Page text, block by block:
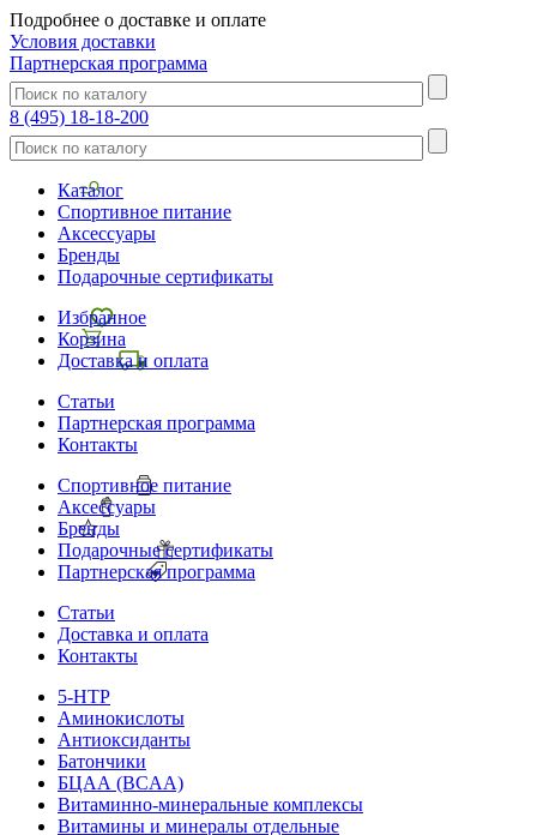
Подробнее о доставке и оплате
Условия доставки
Партнерская программа
8 (495) 18-18-200
Каталог
Спортивное питание
Аксессуары
Бренды
Подарочные сертификаты
Избранное
Корзина
Доставка и оплата
Статьи
Партнерская программа
Контакты
Спортивное питание
Аксессуары
Бренды
Подарочные сертификаты
Партнерская программа
Статьи
Доставка и оплата
Контакты
5-HTP
Аминокислоты
Антиоксиданты
Батончики
БЦАА (BCAA)
Витаминно-минеральные комплексы
Витамины и минералы отдельные